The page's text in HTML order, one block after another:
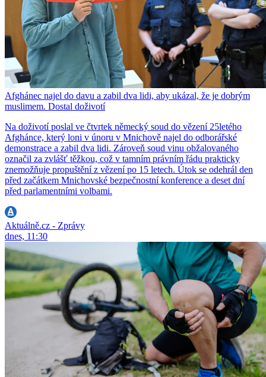
Afghánec najel do davu a zabil dva lidi, aby ukázal, že je dobrým
muslimem. Dostal doživotí
Na doživotí poslal ve čtvrtek německý soud do vězení 25letého
Afghánce, který loni v únoru v Mnichově najel do odborářské
demonstrace a zabil dva lidi. Zároveň soud vinu obžalovaného
označil za zvlášť těžkou, což v tamním právním řádu prakticky
znemožňuje propuštění z vězení po 15 letech. Útok se odehrál den
před začátkem Mnichovské bezpečnostní konference a deset dní
před parlamentními volbami.
Aktuálně.cz - Zprávy
dnes, 11:30